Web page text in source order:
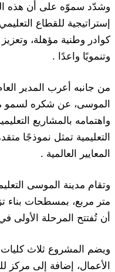
وشدّد سموّه على أن هذه
إستراتيجية للقطاع
كوادر وطنية مؤهلة،
وتنمويًا واعدًا .
من جانبه أعرب المدير
الموسى، عن شكره لسمو
واهتمامه بالمشاريع
التعليمية تمثل نموذجًا
المعايير العالمية .
أن تُفتتح المرحلة الأولى في عام
ويضم المشروع ثلاث
الأعمال، إضافة إلى مركز